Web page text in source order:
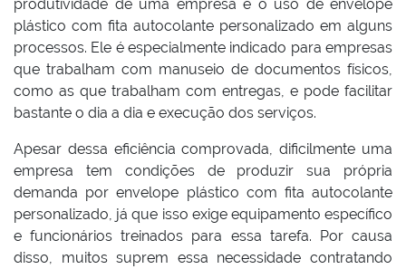
produtividade de uma empresa é o uso de envelope
plástico com fita autocolante personalizado em alguns
processos. Ele é especialmente indicado para empresas
que trabalham com manuseio de documentos físicos,
como as que trabalham com entregas, e pode facilitar
bastante o dia a dia e execução dos serviços.
Apesar dessa eficiência comprovada, dificilmente uma
empresa tem condições de produzir sua própria
demanda por envelope plástico com fita autocolante
personalizado, já que isso exige equipamento específico
e funcionários treinados para essa tarefa. Por causa
disso, muitos suprem essa necessidade contratando